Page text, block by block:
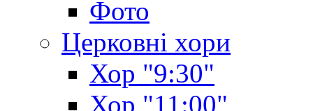
Фото
Церковні хори
Хор "9:30"
Хор "11:00"